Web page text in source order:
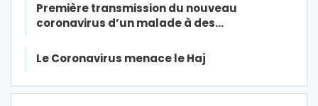
Première transmission du nouveau
coronavirus d’un malade à des…
Le Coronavirus menace le Haj